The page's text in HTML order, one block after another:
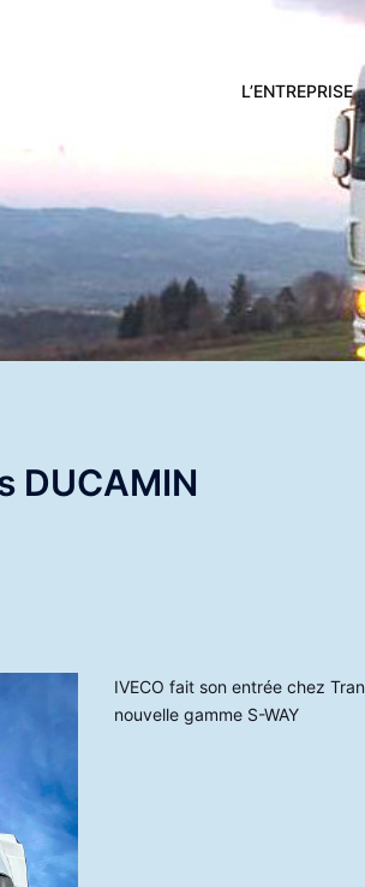
L’ENTREPRISE
DUCAMIN
IVECO fait son entrée chez
nouvelle gamme S-WAY